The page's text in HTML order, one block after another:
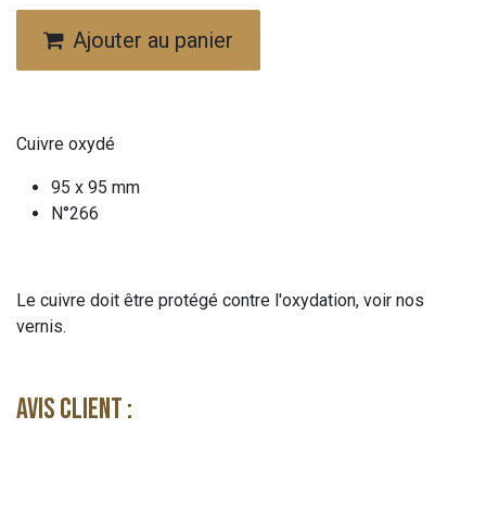
Ajouter au panier
Cuivre oxydé
95 x 95 mm
N°266
Le cuivre doit être protégé contre l'oxydation, voir nos
vernis.
Avis client :